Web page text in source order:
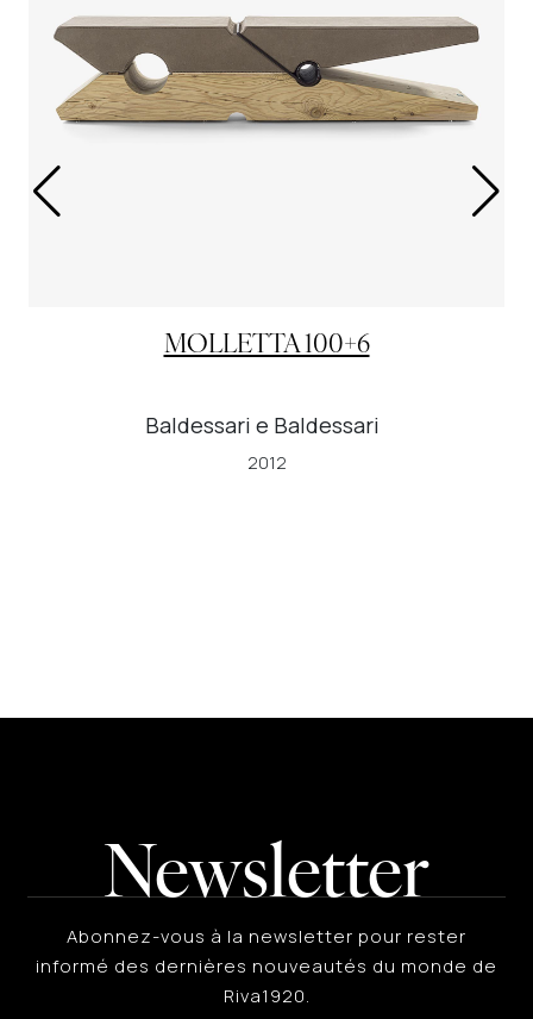
MOLLETTA 100+6
Baldessari e Baldessari
2012
Newsletter
Abonnez-vous à la newsletter pour rester
informé des dernières nouveautés du monde de
Riva1920.